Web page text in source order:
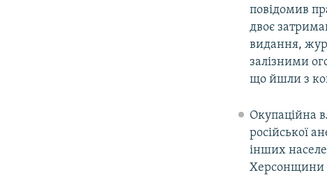
повідомив
двоє
видання,
залізними
що йшли з
Окупаційна
російської
інших
Херсонщини